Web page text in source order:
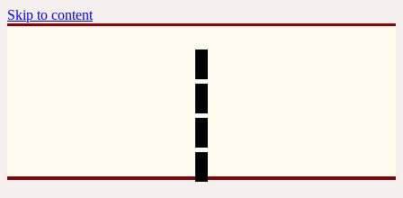
Skip to content